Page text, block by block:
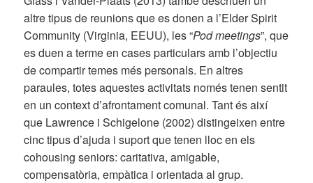
altre tipus de reunions que es donen a l’Elder Spirit
Community (Virginia, EEUU), les “Pod meetings”, que
es duen a terme en cases particulars amb l’objectiu
de compartir temes més personals. En altres
paraules, totes aquestes activitats només tenen sentit
en un context d’afrontament comunal. Tant és així
que Lawrence i Schigelone (2002) distingeixen entre
cinc tipus d’ajuda i suport que tenen lloc en els
cohousing seniors: caritativa, amigable,
compensatòria, empàtica i orientada al grup.